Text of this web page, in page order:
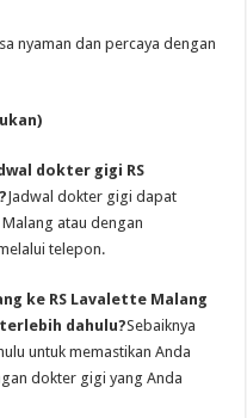
nyaman dan percaya dengan
dokter gigi RS
Jadwal dokter gigi dapat
atau dengan
telepon.
ke RS Lavalette Malang
dahulu?Sebaiknya
untuk memastikan Anda
dokter gigi yang Anda